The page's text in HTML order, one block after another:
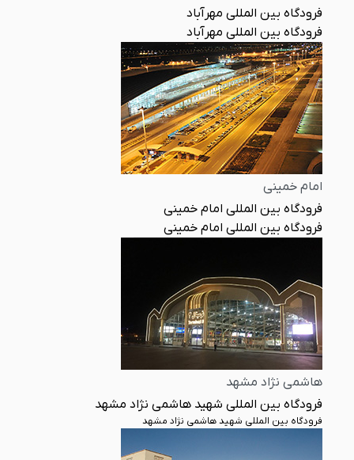
فرودگاه بین المللی مهرآباد
فرودگاه بین المللی مهرآباد
امام خمینی
فرودگاه بین المللی امام خمینی
فرودگاه بین المللی امام خمینی
هاشمی نژاد مشهد
فرودگاه بین المللی شهید هاشمی نژاد مشهد
فرودگاه بین المللی شهید هاشمی نژاد مشهد